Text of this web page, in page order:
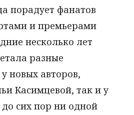
порадует фанатов
и премьерами
несколько лет
разные
новых авторов,
Касимцевой, так и у
сих пор ни одной